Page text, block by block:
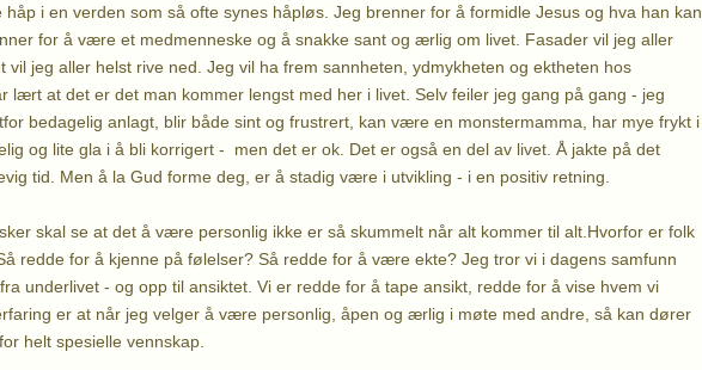
håp i en verden som så ofte synes håpløs. Jeg brenner for å formidle Jesus og hva han kan
for å være et medmenneske og å snakke sant og ærlig om livet. Fasader vil jeg aller
vil jeg aller helst rive ned. Jeg vil ha frem sannheten, ydmykheten og ektheten hos
lært at det er det man kommer lengst med her i livet. Selv feiler jeg gang på gang - jeg
bedagelig anlagt, blir både sint og frustrert, kan være en monstermamma, har mye frykt i
og lite gla i å bli korrigert - men det er ok. Det er også en del av livet. Å jakte på det
tid. Men å la Gud forme deg, er å stadig være i utvikling - i en positiv retning.
skal se at det å være personlig ikke er så skummelt når alt kommer til alt.Hvorfor er folk
redde for å kjenne på følelser? Så redde for å være ekte? Jeg tror vi i dagens samfunn
underlivet - og opp til ansiktet. Vi er redde for å tape ansikt, redde for å vise hvem vi
er at når jeg velger å være personlig, åpen og ærlig i møte med andre, så kan dører
helt spesielle vennskap.